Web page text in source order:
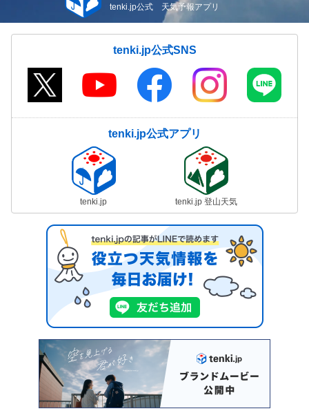
tenki.jp公式 天気予報アプリ
tenki.jp公式SNS
tenki.jp公式アプリ
tenki.jp tenki.jp 登山天気